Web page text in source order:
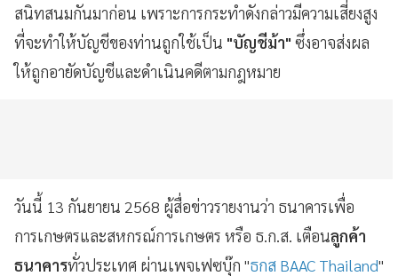
สนิทสนมกันมาก่อน เพราะการกระทำดังกล่าวมีความเสี่ยงสูง
ที่จะทำให้บัญชีของท่านถูกใช้เป็น "บัญชีม้า" ซึ่งอาจส่งผล
ให้ถูกอายัดบัญชีและดำเนินคดีตามกฎหมาย
วันนี้ 13 กันยายน 2568 ผู้สื่อข่าวรายงานว่า ธนาคารเพื่อ
การเกษตรและสหกรณ์การเกษตร หรือ ธ.ก.ส. เตือนลูกค้า
ธนาคารทั่วประเทศ ผ่านเพจเฟซบุ๊ก "ธกส BAAC Thailand"